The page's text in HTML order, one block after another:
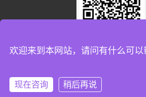
Reserved 备案号：
欢迎来到本网站，请问有什么可以
现在咨询 稍后再说